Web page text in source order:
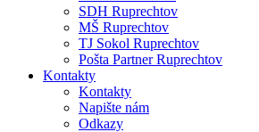
SDH Ruprechtov
MŠ Ruprechtov
TJ Sokol Ruprechtov
Pošta Partner Ruprechtov
Kontakty
Kontakty
Napište nám
Odkazy